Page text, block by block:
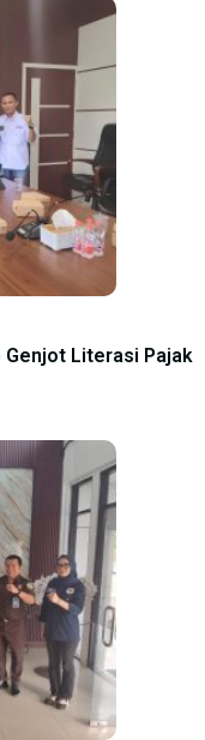
Genjot Literasi Pajak